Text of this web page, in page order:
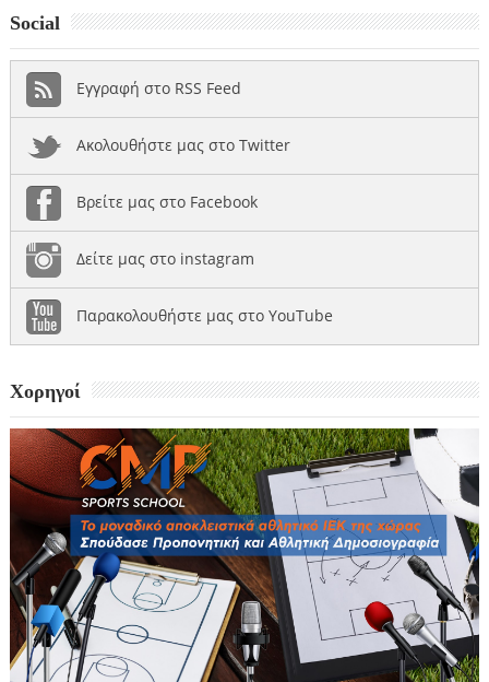
Social
Εγγραφή στο RSS Feed
Ακολουθήστε μας στο Twitter
Βρείτε μας στο Facebook
Δείτε μας στο instagram
Παρακολουθήστε μας στο YouTube
Χορηγοί